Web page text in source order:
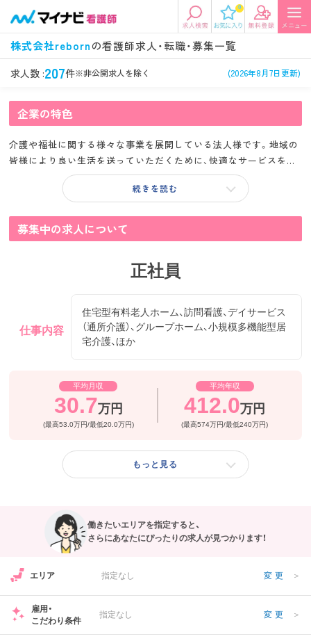
0
株式会社rebornの看護師求人・転職・募集一覧
求人数 :207件※非公開求人を除く (2026年8月7日更新)
企業の特色
介護や福祉に関する様々な事業を展開している法人様です。地域の
皆様により良い生活を送っていただくために、快適なサービスを提
供できるよう努めておられます。
続きを読む
募集中の求人について
正社員
仕事内容
住宅型有料老人ホーム、訪問看護、デイサービス
（通所介護）、グループホーム、小規模多機能型居
宅介護、ほか
平均月収
30.7万円
(最高53.0万円/最低20.0万円)
平均年収
412.0万円
(最高574万円/最低240万円)
もっと見る
エリアから探す
エリアから探す 駅・路線から探す
関東
東海 関西
希望の求人条件を選択
条件項目の選択に戻る
資格
看護師、准看護師など 常勤、夜勤なし可など
施設形態
病院、クリニック・診療所など
担当業務
病棟、外来など
美容外科、
循環器内科など
雇用形態
正社員、契約社員など
フリーワード検索
働きたいエリアを指定すると、
さらにあなたにぴったりの求人が見つかります！
エリア 指定なし 変更 ＞
雇用・
こだわり条件
指定なし 変更 ＞